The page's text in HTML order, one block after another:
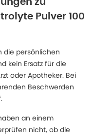
zu
Pulver 100
die persönlichen
kein Ersatz für die
oder Apotheker. Bei
Beschwerden
an einem
nicht, ob die